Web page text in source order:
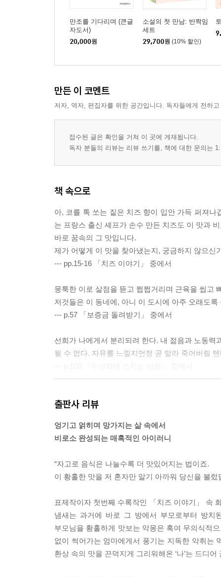
만조를 기다리며 (큰글
자도서)
20,000원
소설의 첫 만남: 반짝임
세트
29,700원 (10% 할인)
만든 이 코멘트
저자, 역자, 편집자를 위한 공간입니다. 독자들에게 전하
접수된 글은 확인을 거쳐 이 곳에 게재됩니다.
독자 분들의 리뷰는 리뷰 쓰기를, 책에 대한 문의는
책 속으로
아, 코를 톡 쏘는 짙은 치즈 향이 입안 가득 퍼져
는 프랑스 출신 셰프가 손수 만든 치즈도 이 맛과
바로 꿈속의 그 맛입니다.
제가 어떻게 이 맛을 찾아냈는지, 궁금하지 않으신
--- pp.15-16 「치즈 이야기」 중에서
뭉툭한 이로 살점을 뜯고 쩝쩝거리며 근육을 씹고
저것들은 이 동네에, 아니 이 도시에 아주 오래도
--- p.57 「보증금 돌려받기」 중에서
선희가 나에게서 분리되려 한다. 내 젊음과 노동
될 수 없다. 자유를 느낄지언정 곧 말라 죽어버릴
문득 나는 내가 아주 오랜만에 달린다는 사실을
--- p.163 「반쪽 머리의 천사」 중에서
물건들 하나하나가 울지 않는 아이, 죽지 않는 노
게 했겠어요?
--- p.220 「소라는 영원히」 중에서
“만약 내가 이 모든 기억을 잃는다면, 딸이 죽었다
해연은 답했다.
“저는 저로 남아 있을 거예요. 제가 모든 걸 기억하
출판사 리뷰
엉기고 얽히며 망가지는 삶 속에서
비로소 완성되는 매혹적인 아이러니
“자고로 음식은 나눌수록 더 맛있어지는 법이죠.
이 황홀한 맛을 저 혼자만 알기 아까워 당신을 불렀
표제작이자 첫번째 수록작인 「치즈 이야기」 속
냄새는 과거에 바로 그 방에서 부모로부터 방치
부모님을 황홀하게 맛보는 악몽은 혹여 무의식적
없이 썩어가는 엄마에게서 풍기는 지독한 악취는
환상 속의 맛을 끈덕지게 그리워해온 ‘나’는 드디